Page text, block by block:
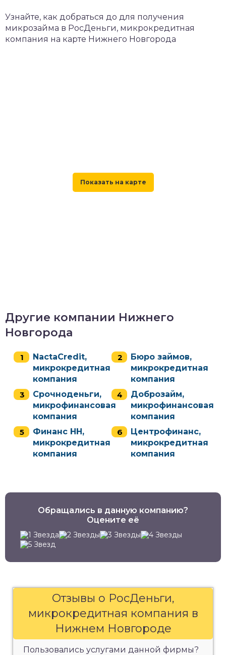
Узнайте, как добраться до для получения
микрозайма в РосДеньги, микрокредитная
компания на карте Нижнего Новгорода
Другие компании Нижнего
Новгорода
NactaCredit,
микрокредитная
компания
Бюро займов,
микрокредитная
компания
Срочноденьги,
микрофинансовая
компания
Доброзайм,
микрофинансовая
компания
Финанс НН,
микрокредитная
компания
Центрофинанс,
микрокредитная
компания
Обращались в данную компанию?
Оцените её
Отзывы о РосДеньги,
микрокредитная компания в
Нижнем Новгороде
Пользовались услугами данной фирмы?